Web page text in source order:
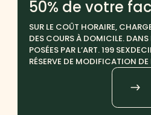
50% de votre
SUR LE COÛT HORAIRE,
DES COURS À DOMICILE.
POSÉES PAR L’ART. 199
RÉSERVE DE MODIFICATION